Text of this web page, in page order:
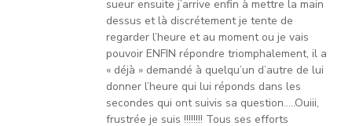
sueur ensuite j’arrive enfin à mettre la main
dessus et là discrétement je tente de
regarder l’heure et au moment ou je vais
pouvoir ENFIN répondre triomphalement, il a
« déjà » demandé à quelqu’un d’autre de lui
donner l’heure qui lui réponds dans les
secondes qui ont suivis sa question…..Ouiii,
frustrée je suis !!!!!!!! Tous ses efforts